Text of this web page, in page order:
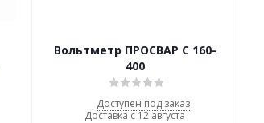
Вольтметр ПРОСВАР С 160-
400
Доступен под заказ
Доставка с 12 августа